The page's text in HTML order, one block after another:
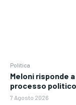
Politica
Meloni risponde
processo
7 Agosto 2026